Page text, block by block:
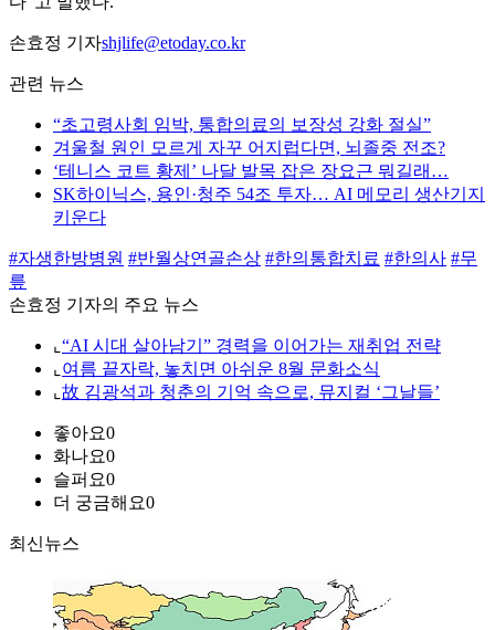
손효정 기자shjlife@etoday.co.kr
관련 뉴스
“초고령사회 임박, 통합의료의 보장성 강화 절실”
겨울철 원인 모르게 자꾸 어지럽다면, 뇌졸중 전조?
‘테니스 코트 황제’ 나달 발목 잡은 장요근 뭐길래…
SK하이닉스, 용인·청주 54조 투자… AI 메모리 생산기지
키운다
#자생한방병원 #반월상연골손상 #한의통합치료 #한의사 #무
릎
손효정 기자의 주요 뉴스
⌞ “AI 시대 살아남기” 경력을 이어가는 재취업 전략
⌞ 여름 끝자락, 놓치면 아쉬운 8월 문화소식
⌞ 故 김광석과 청춘의 기억 속으로, 뮤지컬 ‘그날들’
좋아요0
화나요0
슬퍼요0
더 궁금해요0
최신뉴스